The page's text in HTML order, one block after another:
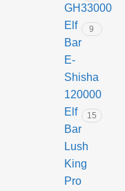
GH33000
Elf
Bar
E-
Shisha
120000
9
Elf
Bar
Lush
King
Pro
15